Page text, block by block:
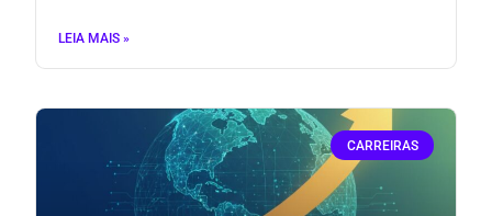
LEIA MAIS »
CARREIRAS